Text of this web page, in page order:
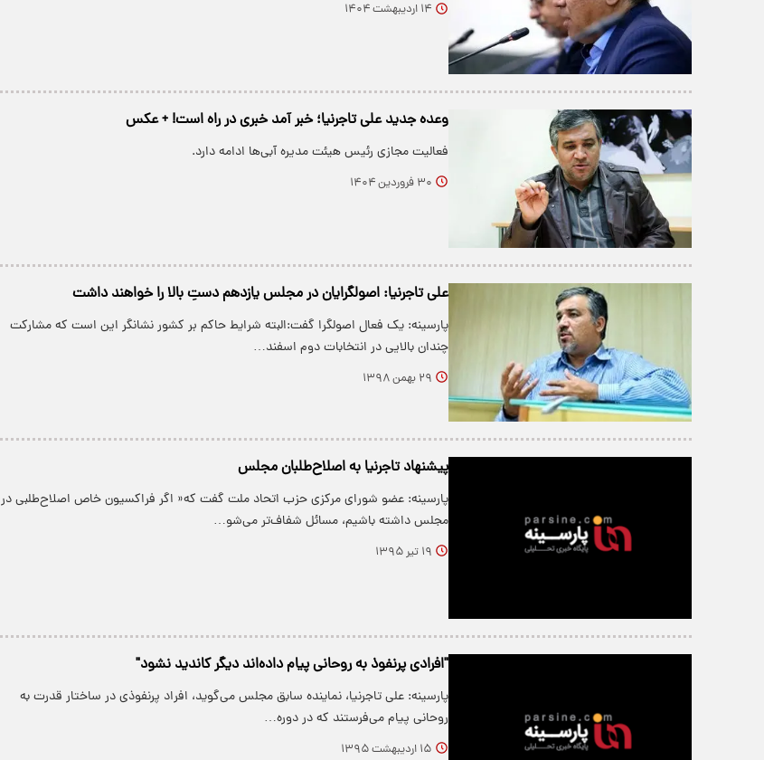
۱۴ اردیبهشت ۱۴۰۴
وعده جدید علی تاجرنیا؛ خبر آمد خبری در راه است! + عکس
فعالیت مجازی رئیس هیئت مدیره آبی‌ها ادامه دارد.
۳۰ فروردین ۱۴۰۴
علی تاجرنیا: اصولگرایان در مجلس یازدهم دستِ بالا را خواهند داشت
پارسینه: یک فعال اصولگرا گفت:البته شرایط حاکم بر کشور نشانگر این است که مشارکت
چندان بالایی در انتخابات دوم اسفند…
۲۹ بهمن ۱۳۹۸
پیشنهاد تاجرنیا به اصلاح‌طلبان مجلس
پارسینه: عضو شورای مرکزی حزب اتحاد ملت گفت که« اگر فراکسیون خاص اصلاح‌طلبی در
مجلس داشته باشیم، مسائل شفاف‌تر می‌شو…
۱۹ تیر ۱۳۹۵
"افرادی پرنفوذ به روحانی پیام داده‌اند دیگر کاندید نشود"
پارسینه: علی تاجرنیا، نماینده سابق مجلس می‌گوید، افراد پرنفوذی در ساختار قدرت به
روحانی پیام می‌فرستند که در دوره…
۱۵ اردیبهشت ۱۳۹۵